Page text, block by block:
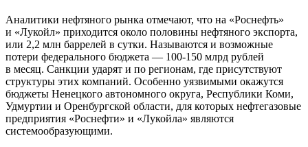
Аналитики нефтяного рынка отмечают, что на «Роснефть»
и «Лукойл» приходится около половины нефтяного экспорта,
или 2,2 млн баррелей в сутки. Называются и возможные
потери федерального бюджета — 100-150 млрд рублей
в месяц. Санкции ударят и по регионам, где присутствуют
структуры этих компаний. Особенно уязвимыми окажутся
бюджеты Ненецкого автономного округа, Республики Коми,
Удмуртии и Оренбургской области, для которых нефтегазовые
предприятия «Роснефти» и «Лукойла» являются
системообразующими.